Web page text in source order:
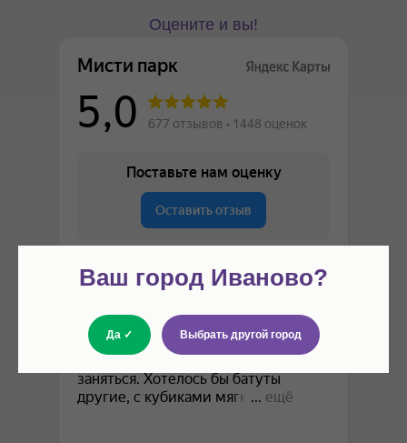
Ваш город Иваново?
Да ✓ Выбрать другой город
Оцените и вы!